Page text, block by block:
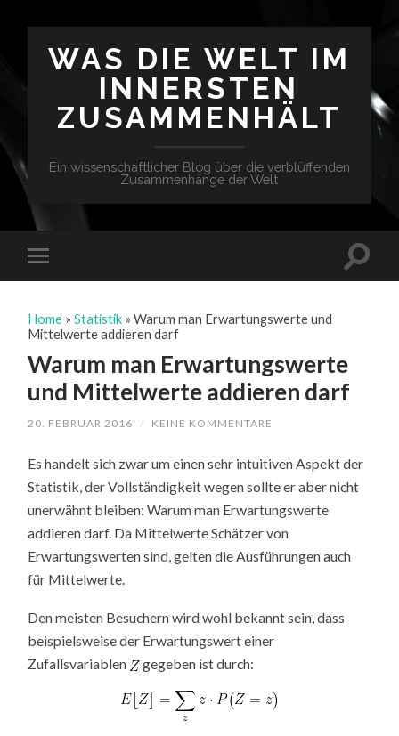
WAS DIE WELT IM
INNERSTEN
ZUSAMMENHÄLT
Ein wissenschaftlicher Blog über die verblüffenden
Zusammenhänge der Welt
Home »Statistik »Warum man Erwartungswerte und
Mittelwerte addieren darf
Warum man Erwartungswerte
und Mittelwerte addieren darf
20. FEBRUAR 2016 / KEINE KOMMENTARE
Es handelt sich zwar um einen sehr intuitiven Aspekt der
Statistik, der Vollständigkeit wegen sollte er aber nicht
unerwähnt bleiben: Warum man Erwartungswerte
addieren darf. Da Mittelwerte Schätzer von
Erwartungswerten sind, gelten die Ausführungen auch
für Mittelwerte.
Den meisten Besuchern wird wohl bekannt sein, dass
beispielsweise der Erwartungswert einer
Zufallsvariablen
gegeben ist durch: